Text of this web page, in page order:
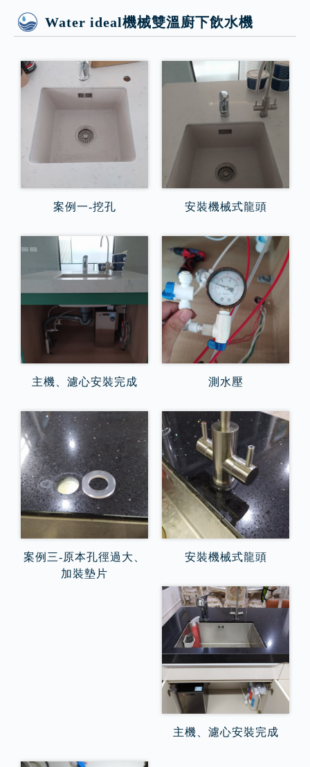
Water ideal機械雙溫廚下飲水機
案例一-挖孔 安裝機械式龍頭
主機、濾心安裝完成 測水壓
案例三-原本孔徑過大、
加裝墊片
安裝機械式龍頭
主機、濾心安裝完成